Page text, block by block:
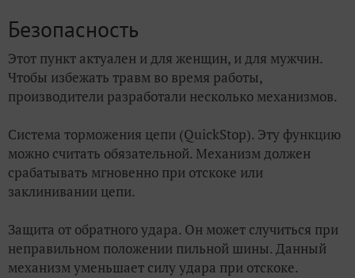
Безопасность
Этот пункт актуален и для женщин, и для мужчин.
Чтобы избежать травм во время работы,
производители разработали несколько механизмов.
Система торможения цепи (QuickStop). Эту функцию
можно считать обязательной. Механизм должен
срабатывать мгновенно при отскоке или
заклинивании цепи.
Защита от обратного удара. Он может случиться при
неправильном положении пильной шины. Данный
механизм уменьшает силу удара при отскоке.